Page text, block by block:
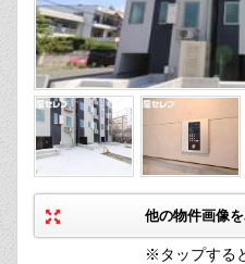
他の物件画像
※タップする